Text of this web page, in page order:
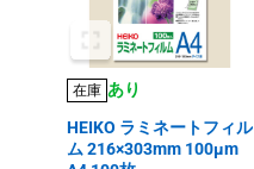
在庫 あり
HEIKO ラミネートフィル
ム 216×303mm 100μm